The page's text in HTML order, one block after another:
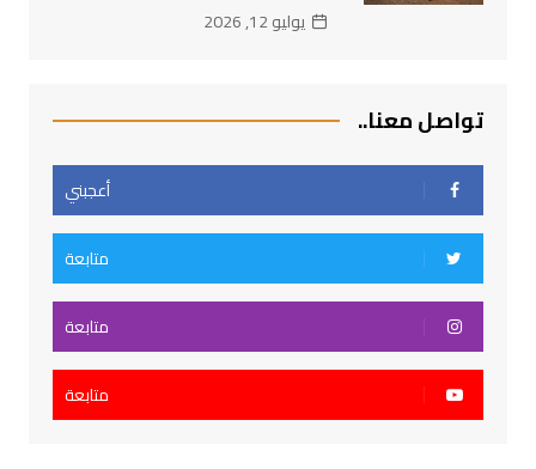
يوليو 12, 2026
تواصل معنا..
أعجبني
متابعة
متابعة
متابعة